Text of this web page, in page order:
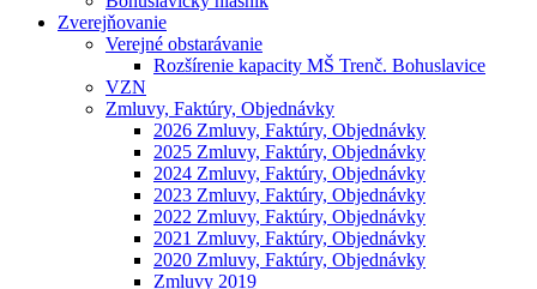
Zverejňovanie
Verejné obstarávanie
Rozšírenie kapacity MŠ Trenč. Bohuslavice
VZN
Zmluvy, Faktúry, Objednávky
2026 Zmluvy, Faktúry, Objednávky
2025 Zmluvy, Faktúry, Objednávky
2024 Zmluvy, Faktúry, Objednávky
2023 Zmluvy, Faktúry, Objednávky
2022 Zmluvy, Faktúry, Objednávky
2021 Zmluvy, Faktúry, Objednávky
2020 Zmluvy, Faktúry, Objednávky
Zmluvy 2019